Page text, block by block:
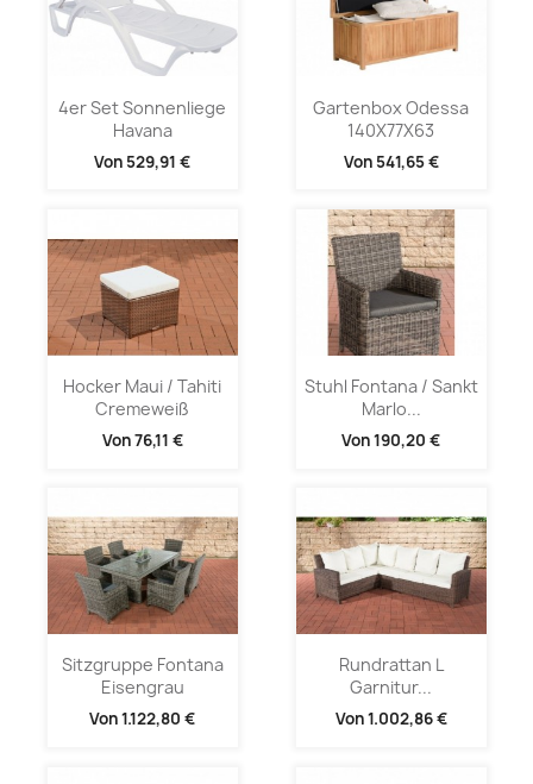
4er Set Sonnenliege
Havana
Von 529,91 €
Gartenbox Odessa
140X77X63
Von 541,65 €
Hocker Maui / Tahiti
Cremeweiß
Von76,11 €
Stuhl Fontana / Sankt
Marlo...
Von190,20 €
Sitzgruppe Fontana
Eisengrau
Von1.122,80 €
Rundrattan L
Garnitur...
Von1.002,86 €